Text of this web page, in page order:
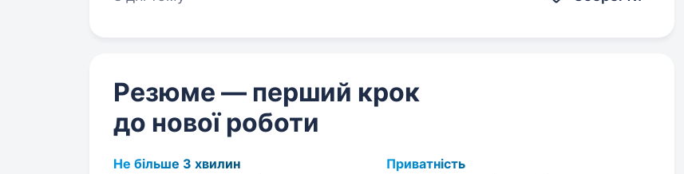
Резюме — перший крок
до нової роботи
Не більше 3 хвилин
Приватність